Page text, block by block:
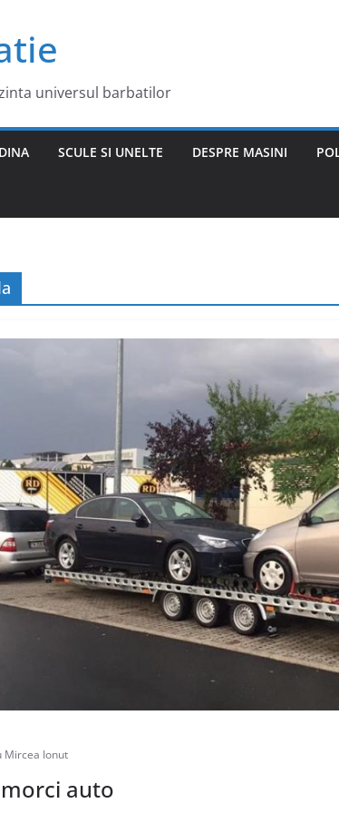
universul barbatilor
SCULE SI UNELTE DESPRE MASINI
Mircea Ionut
auto
Care sunt avantajele
caselor din lemn?
aprilie 17, 2020 Chiroiu Mircea Ionut